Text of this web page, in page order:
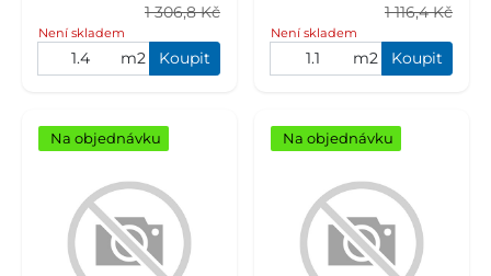
1 306,8 Kč
Není skladem
m2 Koupit
1 116,4 Kč
Není skladem
m2 Koupit
Na objednávku Na objednávku